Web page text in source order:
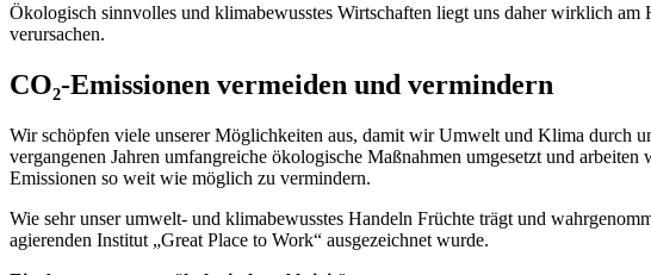
Ökologisch sinnvolles und klimabewusstes Wirtschaften liegt uns daher wirklich
verursachen.
CO₂-Emissionen vermeiden und vermindern
Wir schöpfen viele unserer Möglichkeiten aus, damit wir Umwelt und Klima durch
vergangenen Jahren umfangreiche ökologische Maßnahmen umgesetzt und
Emissionen so weit wie möglich zu vermindern.
Wie sehr unser umwelt- und klimabewusstes Handeln Früchte trägt und
agierenden Institut „Great Place to Work“ ausgezeichnet wurde.